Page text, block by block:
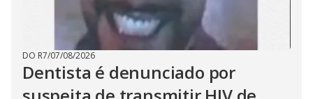
DO R7/07/08/2026
Dentista é denunciado por